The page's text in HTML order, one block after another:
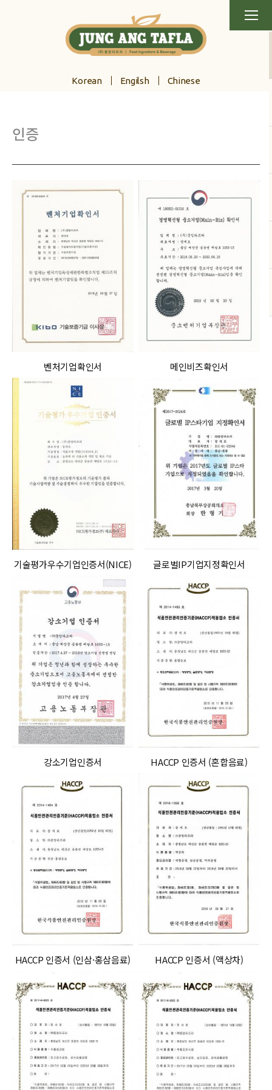
Korean Engilsh Chinese
인증
벤처기업확인서 메인비즈확인서
기술평가우수기업인증서(NICE) 글로벌IP기업지정확인서
강소기업인증서 HACCP 인증서 (혼합음료)
HACCP 인증서 (인삼·홍삼음료) HACCP 인증서 (액상차)